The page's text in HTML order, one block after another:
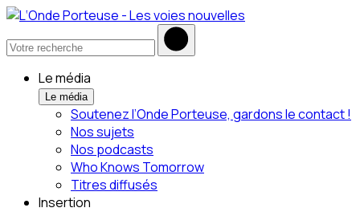
Le média
Le média
Soutenez l’Onde Porteuse, gardons le contact !
Nos sujets
Nos podcasts
Who Knows Tomorrow
Titres diffusés
Insertion